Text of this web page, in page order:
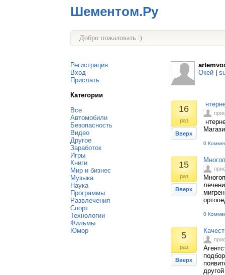
Шементом.Ру
Добро пожаловать :)
Регистрация
Вход
Прислать
Категории
Все
Автомобили
Безопасность
Видео
Другое
Заработок
Игры
Книги
Мир и бизнес
Музыка
Наука
Программы
Развлечения
Спорт
Технологии
Фильмы
Юмор
Окей
16
раз
Вверх
0
15
раз
Вверх
0
5
раз
Вверх